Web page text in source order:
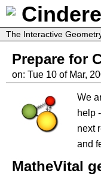
The Interactive
Prepare for
on: Tue 10 of Mar,
We
help
next
and
MatheVital